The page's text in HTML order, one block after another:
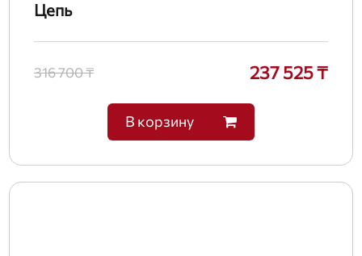
Цепь
316 700 ₸ 237 525 ₸
В корзину